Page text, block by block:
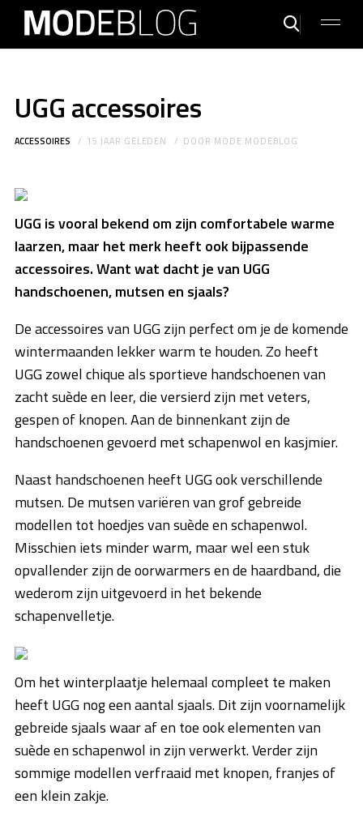
UGG accessoires
ACCESSOIRES 15 JAAR GELEDEN DOOR MODE MODEBLOG
UGG is vooral bekend om zijn comfortabele warme
laarzen, maar het merk heeft ook bijpassende
accessoires. Want wat dacht je van UGG
handschoenen, mutsen en sjaals?
De accessoires van UGG zijn perfect om je de komende
wintermaanden lekker warm te houden. Zo heeft
UGG zowel chique als sportieve handschoenen van
zacht suède en leer, die versierd zijn met veters,
gespen of knopen. Aan de binnenkant zijn de
handschoenen gevoerd met schapenwol en kasjmier.
Naast handschoenen heeft UGG ook verschillende
mutsen. De mutsen variëren van grof gebreide
modellen tot hoedjes van suède en schapenwol.
Misschien iets minder warm, maar wel een stuk
opvallender zijn de oorwarmers en de haardband, die
wederom zijn uitgevoerd in het bekende
schapenvelletje.
Om het winterplaatje helemaal compleet te maken
heeft UGG nog een aantal sjaals. Dit zijn voornamelijk
gebreide sjaals waar af en toe ook elementen van
suède en schapenwol in zijn verwerkt. Verder zijn
sommige modellen verfraaid met knopen, franjes of
een klein zakje.